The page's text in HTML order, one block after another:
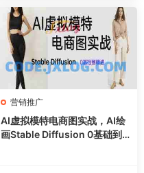
营销推广
AI虚拟模特电商图实战，AI绘
画Stable Diffusion 0基础到